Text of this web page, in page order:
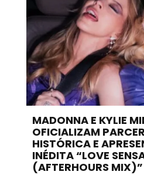
MADONNA E KYLIE
OFICIALIZAM
HISTÓRICA E
INÉDITA “LOVE
(AFTERHOURS MIX)”